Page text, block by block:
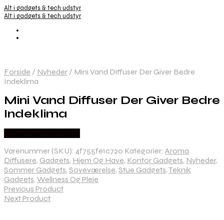
Alt i gadgets & tech udstyr
Alt i gadgets & tech udstyr
Forside / Nyheder / Mini Vand Diffuser Der Giver Bedre
Indeklima
Mini Vand Diffuser Der Giver Bedre
Indeklima
Varenummer (SKU): 4f755fe1c720 Kategorier: Aroma
Diffusere, Gadgets, Hjem Og Have, Kontor Gadgets, Nyheder,
Sommer Gadgets, Soveværelse, Stue Gadgets,Teknik
Gadgets, Wellness Og Pleje
Previous Product
Next Product